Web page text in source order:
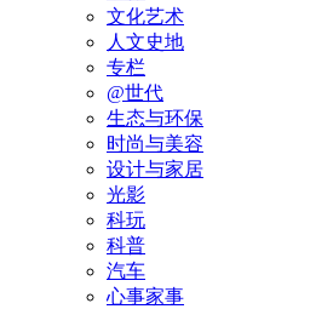
文化艺术
人文史地
专栏
@世代
生态与环保
时尚与美容
设计与家居
光影
科玩
科普
汽车
心事家事